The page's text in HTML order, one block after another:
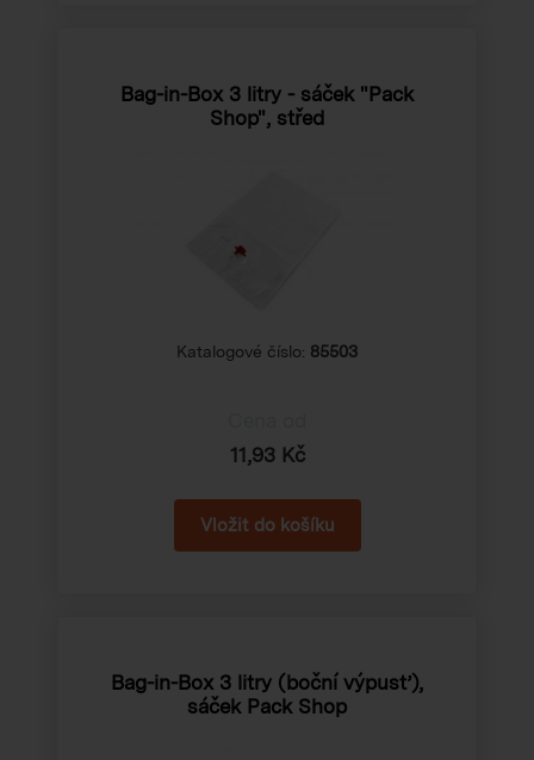
Bag-in-Box 3 litry - sáček "Pack
Shop", střed
Katalogové číslo: 85503
11,93 Kč
Bag-in-Box 3 litry (boční výpusť),
sáček Pack Shop